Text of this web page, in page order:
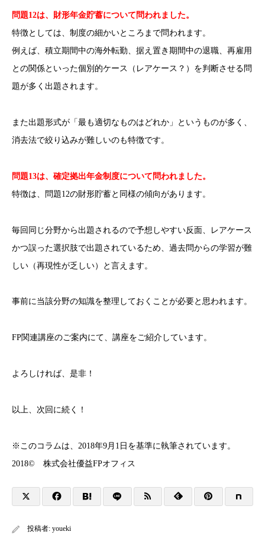
問題12は、財形年金貯蓄について問われました。
特徴としては、制度の細かいところまで問われます。
例えば、積立期間中の海外転勤、据え置き期間中の退職、再雇用
との関係といった個別的ケース（レアケース？）を判断させる問
題が多く出題されます。
また出題形式が「最も適切なものはどれか」というものが多く、
消去法で絞り込みが難しいのも特徴です。
問題13は、確定拠出年金制度について問われました。
特徴は、問題12の財形貯蓄と同様の傾向があります。
毎回同じ分野から出題されるので予想しやすい反面、レアケース
かつ誤った選択肢で出題されているため、過去問からの学習が難
しい（再現性が乏しい）と言えます。
事前に当該分野の知識を整理しておくことが必要と思われます。
FP関連講座のご案内にて、講座をご紹介しています。
よろしければ、是非！
以上、次回に続く！
※このコラムは、2018年9月1日を基準に執筆されています。
2018© 株式会社優益FPオフィス
投稿者: youeki